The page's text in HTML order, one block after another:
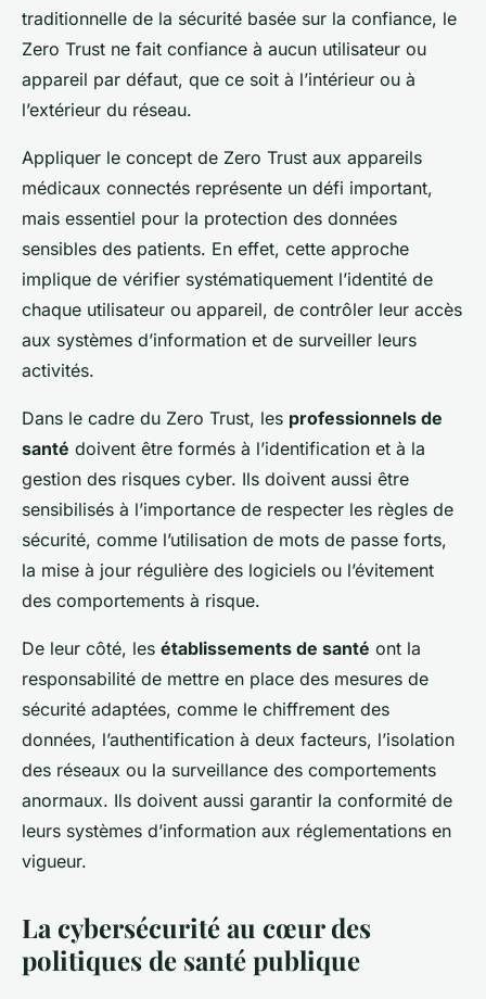
traditionnelle de la sécurité basée sur la confiance, le
Zero Trust ne fait confiance à aucun utilisateur ou
appareil par défaut, que ce soit à l’intérieur ou à
l’extérieur du réseau.
Appliquer le concept de Zero Trust aux appareils
médicaux connectés représente un défi important,
mais essentiel pour la protection des données
sensibles des patients. En effet, cette approche
implique de vérifier systématiquement l’identité de
chaque utilisateur ou appareil, de contrôler leur accès
aux systèmes d’information et de surveiller leurs
activités.
Dans le cadre du Zero Trust, les professionnels de
santé doivent être formés à l’identification et à la
gestion des risques cyber. Ils doivent aussi être
sensibilisés à l’importance de respecter les règles de
sécurité, comme l’utilisation de mots de passe forts,
la mise à jour régulière des logiciels ou l’évitement
des comportements à risque.
De leur côté, les établissements de santé ont la
responsabilité de mettre en place des mesures de
sécurité adaptées, comme le chiffrement des
données, l’authentification à deux facteurs, l’isolation
des réseaux ou la surveillance des comportements
anormaux. Ils doivent aussi garantir la conformité de
leurs systèmes d’information aux réglementations en
vigueur.
La cybersécurité au cœur des
politiques de santé publique